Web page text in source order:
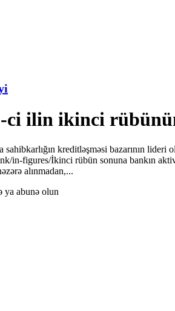
ci ilin ikinci
kreditləşməsi bazarının
in-figures/İkinci rübün sonuna bankın
alınmadan,...
ya abunə olun